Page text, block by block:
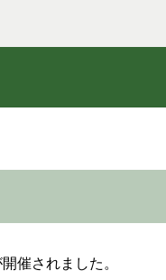
催されました。